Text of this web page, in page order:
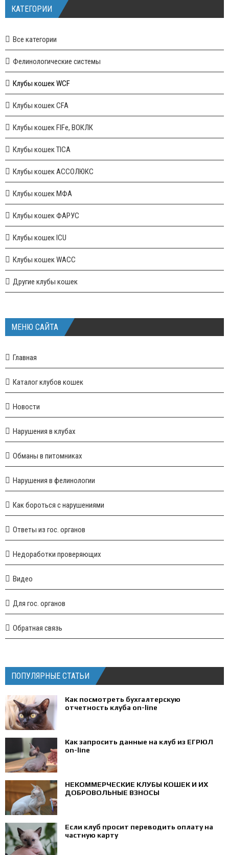
КАТЕГОРИИ
Все категории
Фелинологические системы
Клубы кошек WCF
Клубы кошек CFA
Клубы кошек FIFe, ВОКЛК
Клубы кошек TICA
Клубы кошек АССОЛЮКС
Клубы кошек МФА
Клубы кошек ФАРУС
Клубы кошек ICU
Клубы кошек WACC
Другие клубы кошек
МЕНЮ САЙТА
Главная
Каталог клубов кошек
Новости
Нарушения в клубах
Обманы в питомниках
Нарушения в фелинологии
Как бороться с нарушениями
Ответы из гос. органов
Недоработки проверяющих
Видео
Для гос. органов
Обратная связь
ПОПУЛЯРНЫЕ СТАТЬИ
Как посмотреть бухгалтерскую
отчетность клуба on-line
Как запросить данные на клуб из ЕГРЮЛ
on-line
НЕКОММЕРЧЕСКИЕ КЛУБЫ КОШЕК И ИХ
ДОБРОВОЛЬНЫЕ ВЗНОСЫ
Если клуб просит переводить оплату на
частную карту